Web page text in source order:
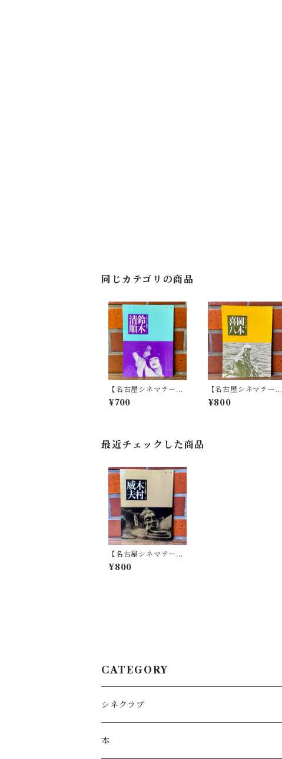
同じカテゴリの商品
【名古屋シネマテーク
叢書】シネアストは語
る 1 鈴木清順
¥700
【名古屋シネマテーク
叢書】シネアストは語
る 3 岡本喜八
¥800
最近チェックした商品
【名古屋シネマテーク
叢書】シネアストは語
る 2 木村威夫
¥800
CATEGORY
シネクラブ
本